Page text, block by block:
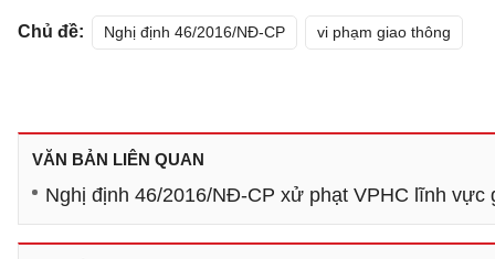
Chủ đề: Nghị định 46/2016/NĐ-CP vi phạm giao thông
VĂN BẢN LIÊN QUAN
Nghị định 46/2016/NĐ-CP xử phạt VPHC lĩnh vực